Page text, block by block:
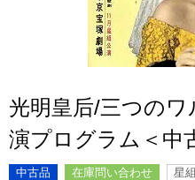
光明皇后/三つの
演プログラム＜中
中古品 在庫問い合わせ 星組